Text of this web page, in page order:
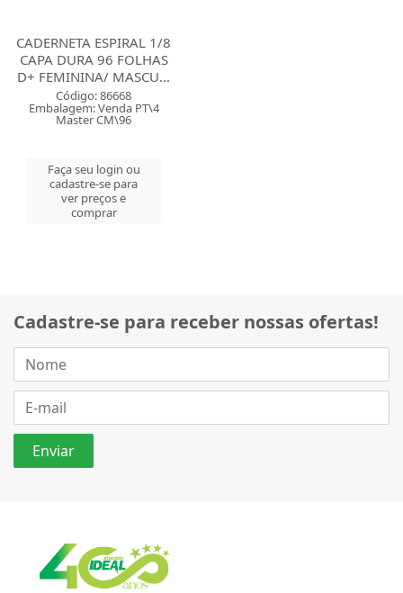
CADERNETA ESPIRAL 1/8
CAPA DURA 96 FOLHAS
D+ FEMININA/ MASCU...
Código: 86668
Embalagem: Venda PT\4
Master CM\96
Faça seu login ou
cadastre-se para
ver preços e
comprar
Cadastre-se para receber nossas ofertas!